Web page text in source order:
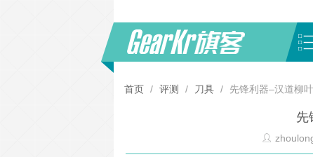
首页 / 评测 / 刀具 / 先锋利器–汉道柳
先